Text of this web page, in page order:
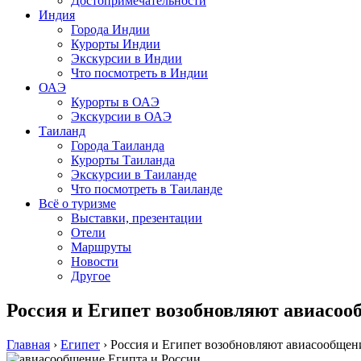
Индия
Города Индии
Курорты Индии
Экскурсии в Индии
Что посмотреть в Индии
ОАЭ
Курорты в ОАЭ
Экскурсии в ОАЭ
Таиланд
Города Таиланда
Курорты Таиланда
Экскурсии в Таиланде
Что посмотреть в Таиланде
Всё о туризме
Выставки, презентации
Отели
Маршруты
Новости
Другое
Россия и Египет возобновляют
Главная › Египет › Россия и Египет возобновляют